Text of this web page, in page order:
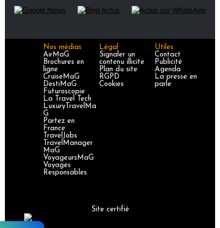
Nos médias
AirMaG
Brochures en
ligne
CruiseMaG
DestiMaG
Futuroscopie
La Travel Tech
LuxuryTravelMa
G
Partez en
France
TravelJobs
TravelManager
MaG
VoyageursMaG
Voyages
Responsables
Légal
Signaler un
contenu illicite
Plan du site
RGPD
Cookies
Utiles
Contact
Publicité
Agenda
La presse en
parle
Site certifié